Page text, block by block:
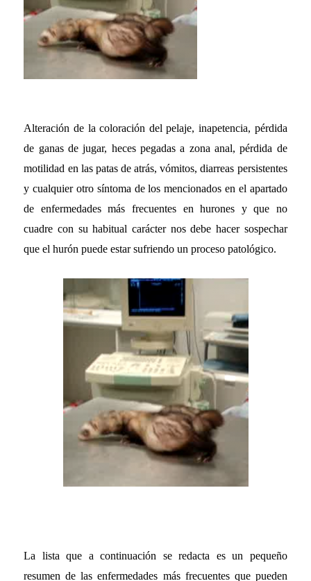
Alteración de la coloración del pelaje, inapetencia, pérdida
de ganas de jugar, heces pegadas a zona anal, pérdida de
motilidad en las patas de atrás, vómitos, diarreas persistentes
y cualquier otro síntoma de los mencionados en el apartado
de enfermedades más frecuentes en hurones y que no
cuadre con su habitual carácter nos debe hacer sospechar
que el hurón puede estar sufriendo un proceso patológico.
La lista que a continuación se redacta es un pequeño
resumen de las enfermedades más frecuentes que pueden